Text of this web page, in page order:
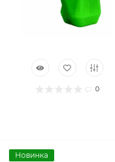
0
Новинка